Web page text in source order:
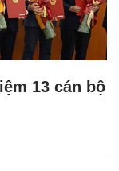
13 cán bộ